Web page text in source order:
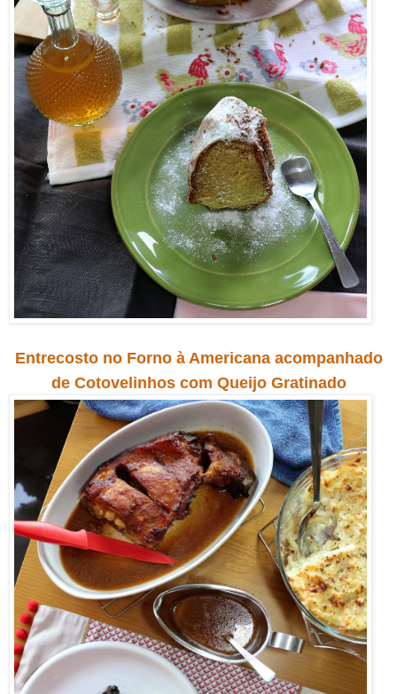
Entrecosto no Forno à Americana acompanhado
de Cotovelinhos com Queijo Gratinado